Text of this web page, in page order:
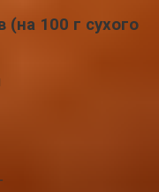
100 г сухого